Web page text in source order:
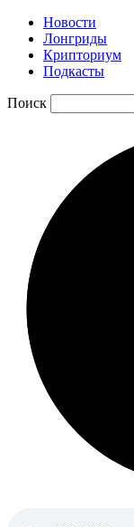
Новости
Лонгриды
Крипториум
Подкасты
Поиск